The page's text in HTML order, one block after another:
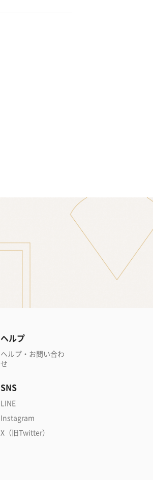
ヘルプ
ヘルプ・お問い合わ
せ
SNS
LINE
Instagram
X（旧Twitter）